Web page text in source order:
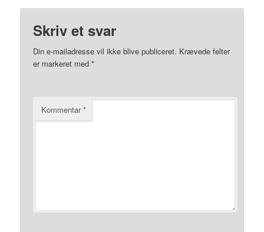
Skriv et svar
Din e-mailadresse vil ikke blive publiceret. Krævede felter
er markeret med*
Kommentar*